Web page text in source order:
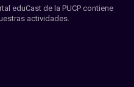
eduCast de la PUCP contiene
actividades.